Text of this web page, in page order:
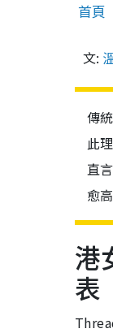
首頁
文:
傳
此
直
愈
港
表